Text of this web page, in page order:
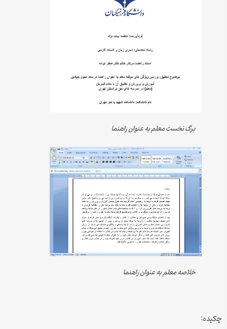
برگ نخست معلم به عنوان راهنما
خلاصه معلم به عنوان راهنما
چکیده: